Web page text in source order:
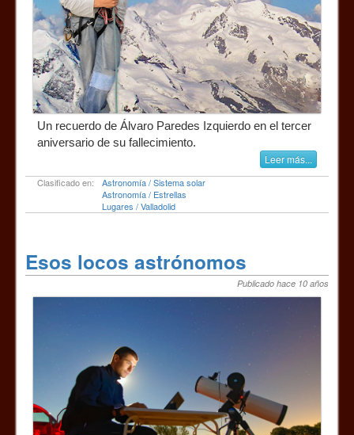
Un recuerdo de Álvaro Paredes Izquierdo en el tercer
aniversario de su fallecimiento.
Leer más...
Clasificado en:
Astronomía / Sistema solar
Astronomía / Estrellas
Lugares / Valladolid
Esos locos astrónomos
Publicado hace 10 años